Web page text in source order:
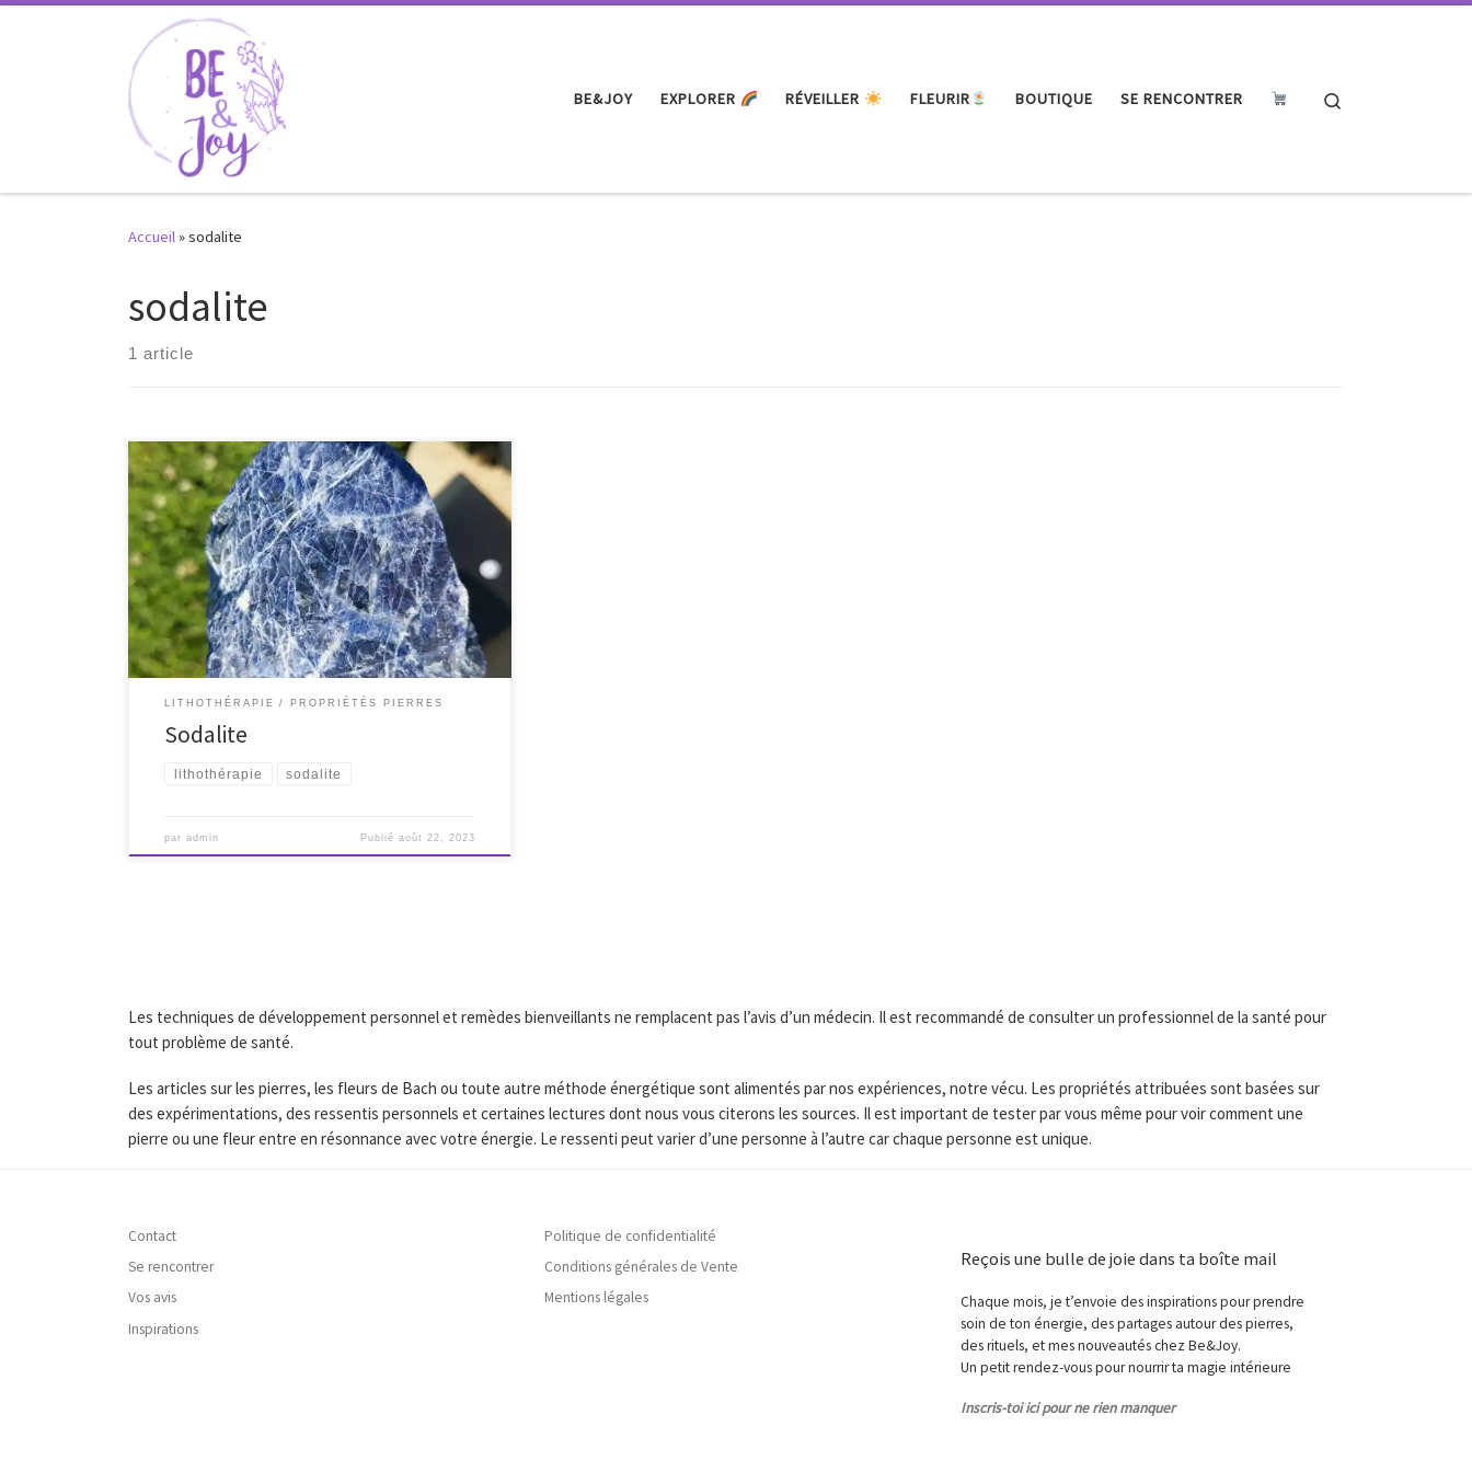
Passer au contenu
BE&JOY EXPLORER RÉVEILLER FLEURIR BOUTIQUE SE RENCONTRER
Accueil»sodalite
sodalite
1 article
Je me pose
LITHOTHÉRAPIE PROPRIÉTÉS PIERRES
Sodalite
lithothérapie sodalite
paradmin Publié août 22, 2023
Les techniques de développement personnel et remèdes bienveillants ne remplacent pas l’avis d’un médecin. Il est recommandé de consulter un professionnel de la santé pour
tout problème de santé.
Les articles sur les pierres, les fleurs de Bach ou toute autre méthode énergétique sont alimentés par nos expériences, notre vécu. Les propriétés attribuées sont basées sur
des expérimentations, des ressentis personnels et certaines lectures dont nous vous citerons les sources. Il est important de tester par vous même pour voir comment une
pierre ou une fleur entre en résonnance avec votre énergie. Le ressenti peut varier d’une personne à l’autre car chaque personne est unique.
Contact
Se rencontrer
Vos avis
Inspirations
Politique de confidentialité
Conditions générales de Vente
Mentions légales
Reçois une bulle de joie dans ta boîte mail
Chaque mois, je t’envoie des inspirations pour prendre
soin de ton énergie, des partages autour des pierres,
des rituels, et mes nouveautés chez Be&Joy.
Un petit rendez-vous pour nourrir ta magie intérieure
Inscris-toi ici pour ne rien manquer